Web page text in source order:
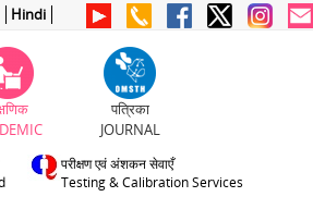
Hindi
पत्रिका
JOURNAL
परीक्षण एवं अंशकन सेवाएँ
Testing & Calibration Services